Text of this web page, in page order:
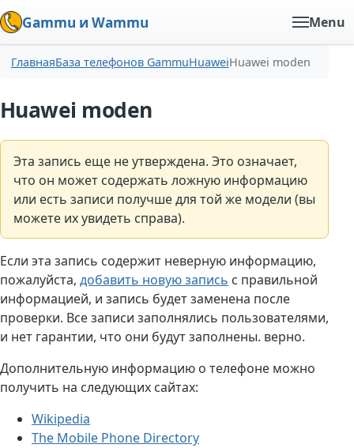
Gammu и Wammu Menu
ГлавнаяБаза телефонов GammuHuaweiHuawei moden
Huawei moden
Эта запись еще не утверждена. Это означает,
что он может содержать ложную информацию
или есть записи получше для той же модели (вы
можете их увидеть справа).
Если эта запись содержит неверную информацию,
пожалуйста, добавить новую запись с правильной
информацией, и запись будет заменена после
проверки. Все записи заполнялись пользователями,
и нет гарантии, что они будут заполнены. верно.
Дополнительную информацию о телефоне можно
получить на следующих сайтах:
Wikipedia
The Mobile Phone Directory